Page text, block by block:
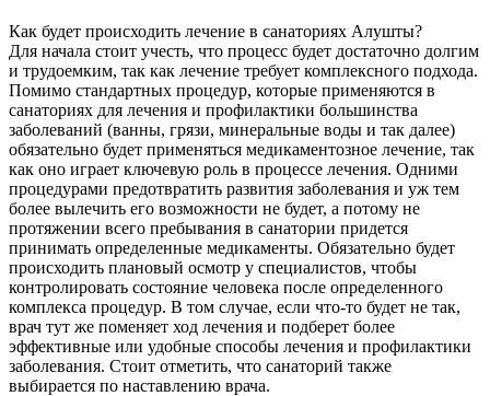
Как будет происходить лечение в санаториях Алушты?
Для начала стоит учесть, что процесс будет достаточно долгим
и трудоемким, так как лечение требует комплексного подхода.
Помимо стандартных процедур, которые применяются в
санаториях для лечения и профилактики большинства
заболеваний (ванны, грязи, минеральные воды и так далее)
обязательно будет применяться медикаментозное лечение, так
как оно играет ключевую роль в процессе лечения. Одними
процедурами предотвратить развития заболевания и уж тем
более вылечить его возможности не будет, а потому не
протяжении всего пребывания в санатории придется
принимать определенные медикаменты. Обязательно будет
происходить плановый осмотр у специалистов, чтобы
контролировать состояние человека после определенного
комплекса процедур. В том случае, если что-то будет не так,
врач тут же поменяет ход лечения и подберет более
эффективные или удобные способы лечения и профилактики
заболевания. Стоит отметить, что санаторий также
выбирается по наставлению врача.